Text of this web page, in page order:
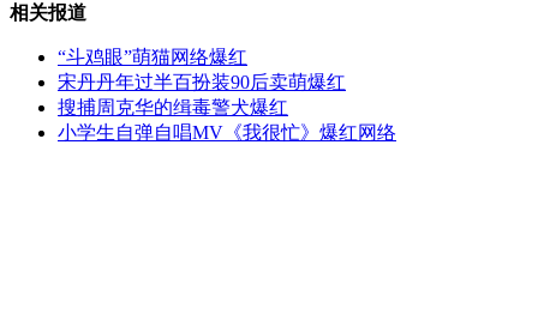
山西运城恶犬咬伤多人 警民合力深夜将其击毙
相关报道
“斗鸡眼”萌猫网络爆红
宋丹丹年过半百扮装90后卖萌爆红
搜捕周克华的缉毒警犬爆红
小学生自弹自唱MV《我很忙》爆红网络